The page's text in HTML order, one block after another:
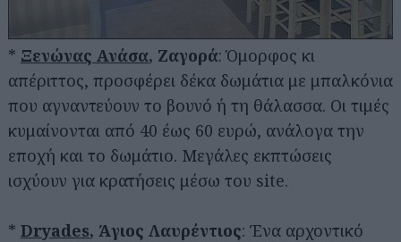
* Ξενώνας Ανάσα, Ζαγορά: Όμορφος κι
απέριττος, προσφέρει δέκα δωμάτια με μπαλκόνια
που αγναντεύουν το βουνό ή τη θάλασσα. Οι τιμές
κυμαίνονται από 40 έως 60 ευρώ, ανάλογα την
εποχή και το δωμάτιο. Μεγάλες εκπτώσεις
ισχύουν για κρατήσεις μέσω του site.
* Dryades, Άγιος Λαυρέντιος: Ένα αρχοντικό